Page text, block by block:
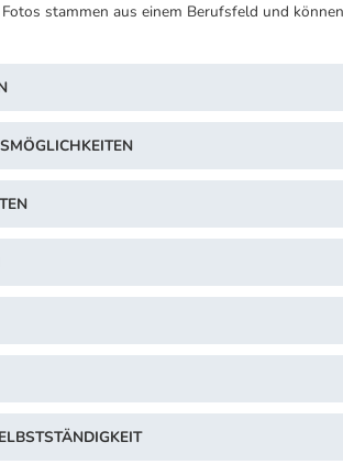
stammen aus einem Berufsfeld und